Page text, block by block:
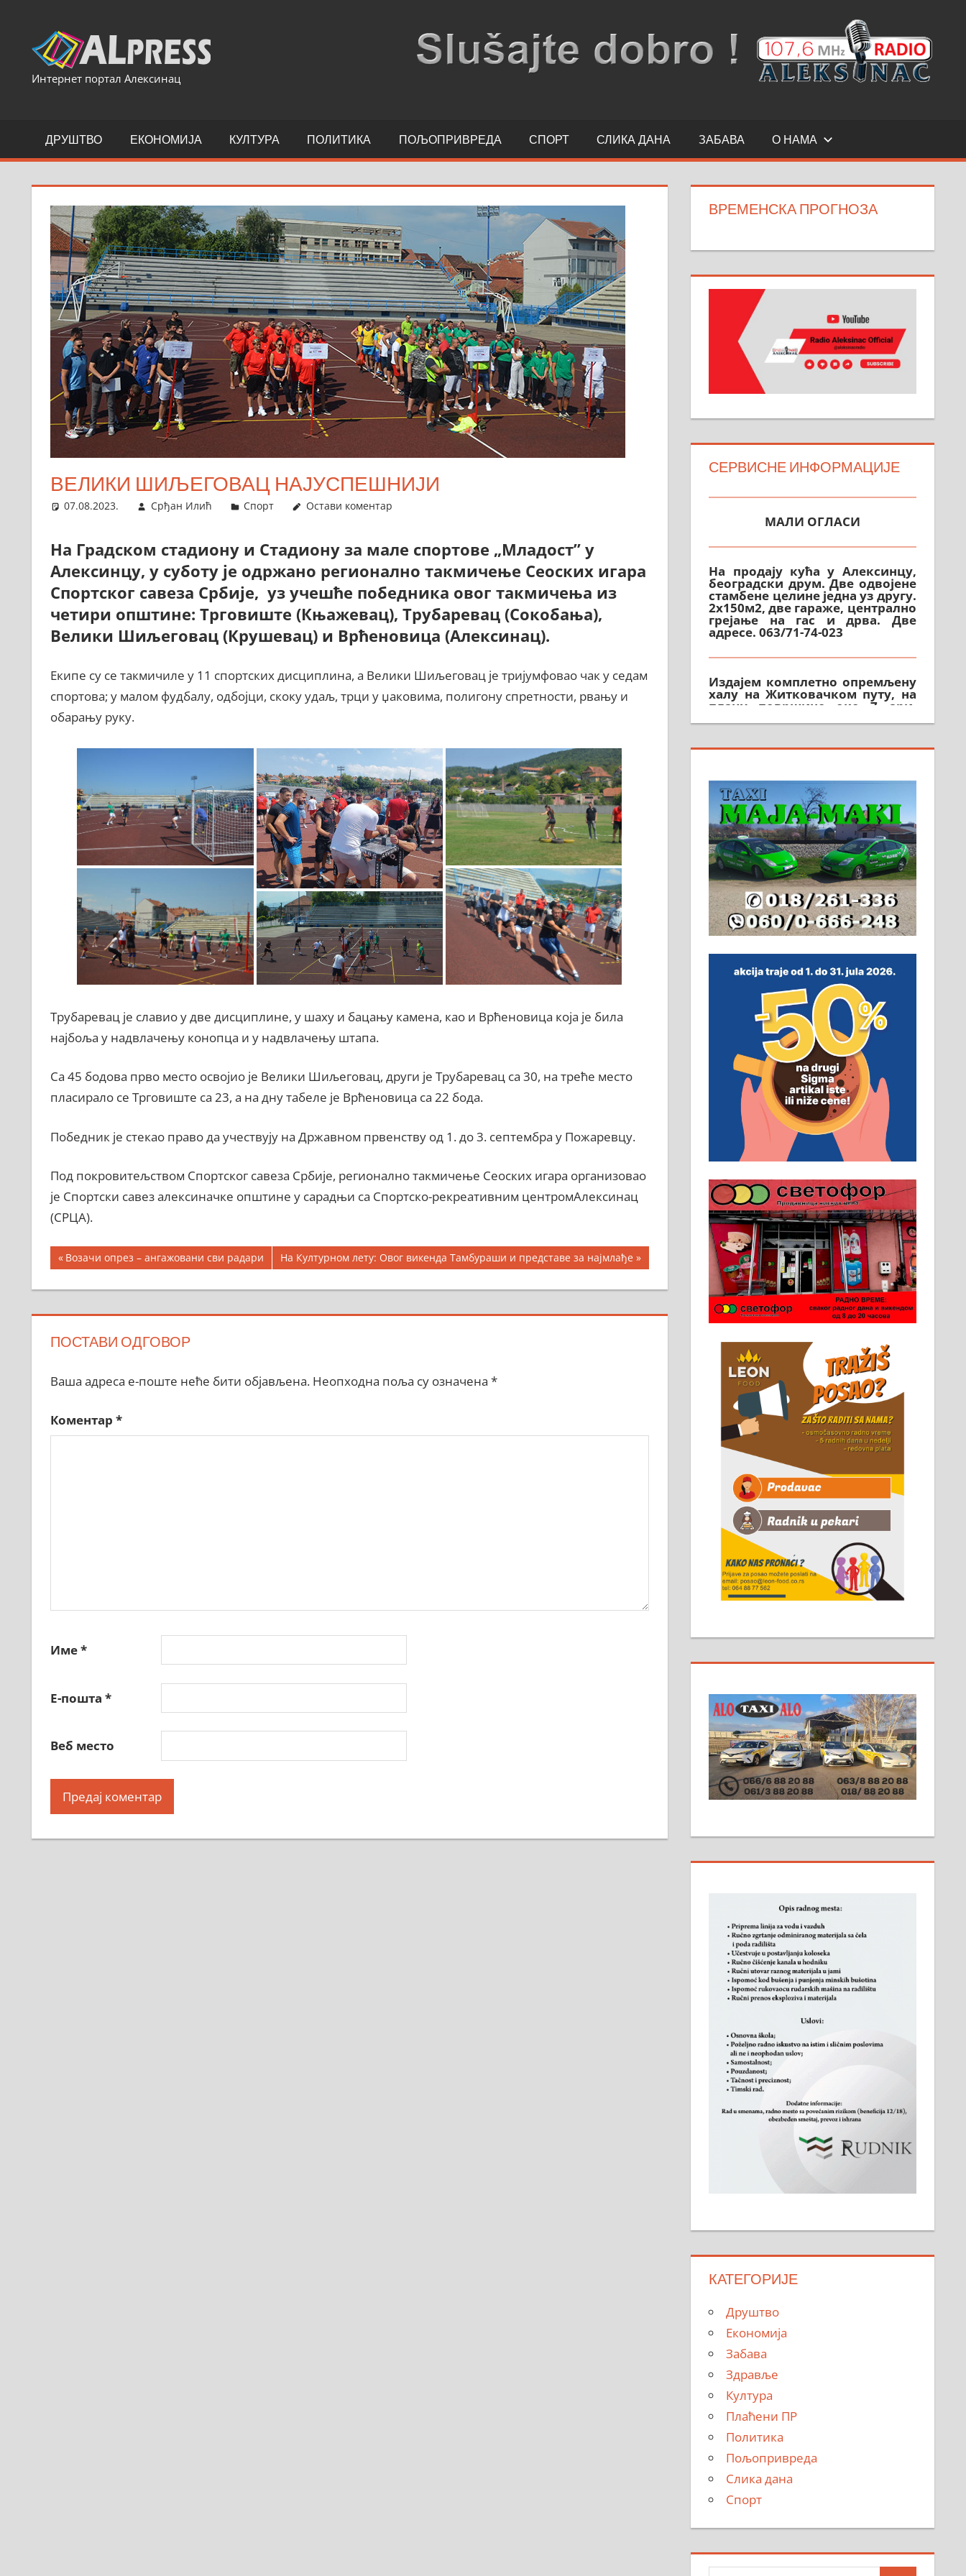
content
Интернет портал Алексинац
ДРУШТВО ЕКОНОМИЈА КУЛТУРА ПОЛИТИКА ПОЉОПРИВРЕДА СПОРТ СЛИКА ДАНА ЗАБАВА О НАМА
ВЕЛИКИ ШИЉЕГОВАЦ НАЈУСПЕШНИЈИ
07.08.2023. Срђан Илић Спорт Остави коментар
На Градском стадиону и Стадиону за мале спортове „Младост” у
Алексинцу, у суботу је одржано регионално такмичење Сеоских игара
Спортског савеза Србије, уз учешће победника овог такмичења из
четири општине: Трговиште (Књажевац), Трубаревац (Сокобања),
Велики Шиљеговац (Крушевац) и Врћеновица (Алексинац).
Екипе су се такмичиле у 11 спортских дисциплина, а Велики Шиљеговац је тријумфовао чак у седам
спортова; у малом фудбалу, одбојци, скоку удаљ, трци у џаковима, полигону спретности, рвању и
обарању руку.
Трубаревац је славио у две дисциплине, у шаху и бацању камена, као и Врћеновица која је била
најбоља у надвлачењу конопца и у надвлачењу штапа.
Са 45 бодова прво место освојио је Велики Шиљеговац, други је Трубаревац са 30, на треће место
пласирало се Трговиште са 23, а на дну табеле је Врћеновица са 22 бода.
Победник је стекао право да учествују на Државном првенству од 1. до 3. септембра у Пожаревцу.
Под покровитељством Спортског савеза Србије, регионално такмичење Сеоских игара организовао
је Спортски савез алексиначке општине у сарадњи са Спортско-рекреативним центрoмАлексинац
(СРЦА).
Кретање
чланка
Previous
Post:
Возачи опрез – ангажовани сви радари
Next
Post:
На Културном лету: Овог викенда Тамбураши и представе за најмлађе
ПОСТАВИ ОДГОВОР
Ваша адреса е-поште неће бити објављена. Неопходна поља су означена *
Коментар *
Име*
Е-пошта *
Веб место
ВРЕМЕНСКА ПРОГНОЗА
СЕРВИСНЕ ИНФОРМАЦИЈЕ
београдски друм. Две одвојене
стамбене целине једна уз другу.
2х150м2, две гараже, централно
грејање на гас и дрва. Две
адресе. 063/71-74-023
халу на Житковачком путу, на
плацу површине око 7 ари.
064/321-80-51; 063/102-35-25
На продају легализована, нова,
Зеленом виру у Алексинцу.
Могућа замена. 064/21-63-584
ПОСЛОВНИ ОГЛАСИ
Рудник и флотација Рудник
д.о.о. Рудник запошљава 20
помоћника рудара. Услови:
Основна школа, пожељно
неопходан услов. Обезбеђен
смештај, превоз, исхрана.
032/57-41-122 – локал 22
Пружам услуге завршних
радова у грађевини,
хидроизолације и молерских
радова. 061/25-28-058
Ало таксију потребан возач са Б
категоријом. 064/02-85-511
Потребна два радника за рад на
стоваришту „Липа промет” у
Алексинцу. За више
информација доћи лично на
стовариште у улици Максима
Горког 26 сваког радног дана од
8 до 15 часова. 063/465-045
Чистим све врсте димњака.
КАТЕГОРИЈЕ
Друштво
Економија
Забава
Здравље
Култура
Плаћени ПР
Политика
Пољопривреда
Слика дана
Спорт